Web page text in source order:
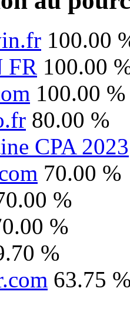
100.00
FR 100.00
100.00 %
80.00 %
CPA 2023
70.00 %
%
%
%
63.75